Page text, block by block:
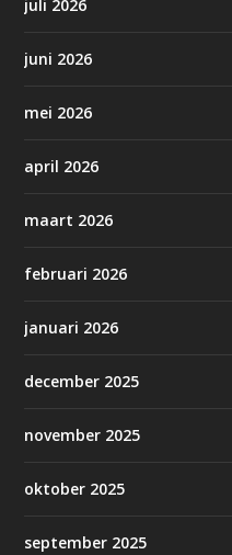
juli 2026
juni 2026
mei 2026
april 2026
maart 2026
februari 2026
januari 2026
december 2025
november 2025
oktober 2025
september 2025